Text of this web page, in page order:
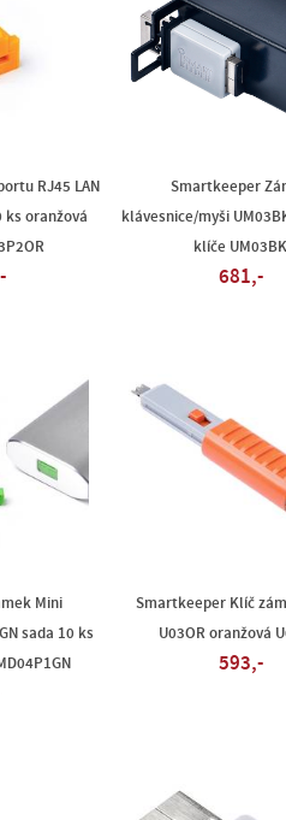
RJ45 LAN
ks oranžová
Smartkeeper
klávesnice/myši
klíče UM03BK
681,-
Mini
sada 10 ks
Smartkeeper Klíč
U03OR oranžová
593,-